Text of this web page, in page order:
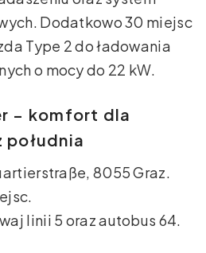
Dodatkowo 30 miejsc
Type 2 do ładowania
o mocy do 22 kW.
– komfort dla
8055 Graz.
linii 5 oraz autobus 64.